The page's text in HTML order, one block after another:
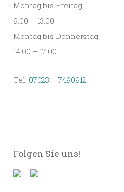
Montag bis Freitag
9:00 – 13:00
Montag bis Donnerstag
14:00 – 17:00
Tel: 07023 – 7490912
Folgen Sie uns!